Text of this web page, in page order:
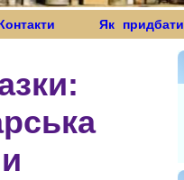
Як придбати